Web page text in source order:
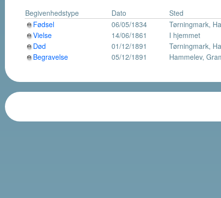
Begivenhedstype Dato
Sted
Fødsel
06/05/1834
Tørningmark,
Vielse
14/06/1861
I hjemmet
Død
01/12/1891
Tørningmark,
Begravelse
05/12/1891 Hammelev,